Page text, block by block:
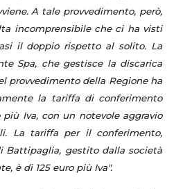
A tale provvedimento, però,
incomprensibile che ci ha visti
il doppio rispetto al solito. La
Spa, che gestisce la discarica
provvedimento della Regione ha
la tariffa di conferimento
Iva, con un notevole aggravio
La tariffa per il conferimento,
Battipaglia, gestito dalla società
è di 125 euro più Iva".